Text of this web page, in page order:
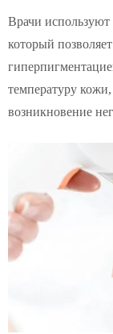
Врачи используют
который
температуру
возникновение